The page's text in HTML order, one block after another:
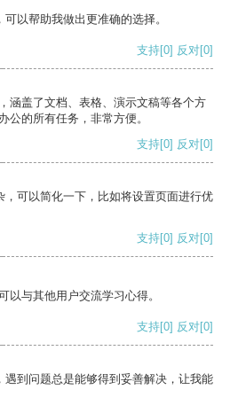
以帮助我做出更准确的选择。
支持[0] 反对[0]
涵盖了文档、表格、演示文稿等各个方
公的所有任务，非常方便。
支持[0] 反对[0]
可以简化一下，比如将设置页面进行优
支持[0] 反对[0]
以与其他用户交流学习心得。
支持[0] 反对[0]
到问题总是能够得到妥善解决，让我能